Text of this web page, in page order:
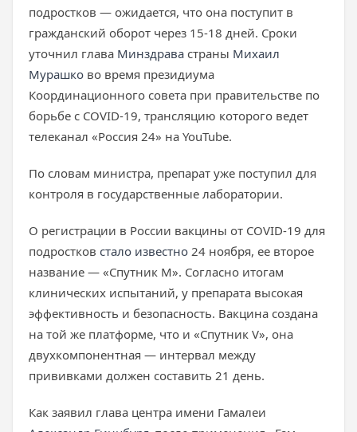
подростков — ожидается, что она поступит в
гражданский оборот через 15-18 дней. Сроки
уточнил глава Минздрава страны Михаил
Мурашко во время президиума
Координационного совета при правительстве по
борьбе с COVID-19, трансляцию которого ведет
телеканал «Россия 24» на YouTube.
По словам министра, препарат уже поступил для
контроля в государственные лаборатории.
О регистрации в России вакцины от COVID-19 для
подростков стало известно 24 ноября, ее второе
название — «Спутник М». Согласно итогам
клинических испытаний, у препарата высокая
эффективность и безопасность. Вакцина создана
на той же платформе, что и «Спутник V», она
двухкомпонентная — интервал между
прививками должен составить 21 день.
Как заявил глава центра имени Гамалеи